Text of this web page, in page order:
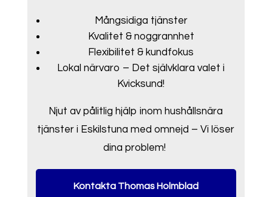
Mångsidiga tjänster
Kvalitet & noggrannhet
Flexibilitet & kundfokus
Lokal närvaro – Det självklara valet i
Kvicksund!
Njut av pålitlig hjälp inom hushållsnära
tjänster i Eskilstuna med omnejd – Vi löser
dina problem!
Kontakta Thomas Holmblad